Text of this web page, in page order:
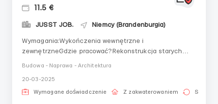
11.5 €
JUSST JOB. Niemcy (Brandenburgia)
Wymagania:Wykończenia wewnętrzne i
zewnętrzneGdzie pracować?Rekonstrukcja starych
okien i drzwi.
Budowa - Naprawa - Architektura
20-03-2025
Wymagane doświadczenie Z zakwaterowaniem Stała